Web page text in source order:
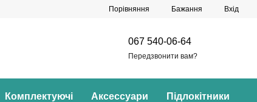
Порівняння Бажання Вхід
067 540-06-64
Передзвонити вам?
Комплектуючі Аксессуари Підлокітники